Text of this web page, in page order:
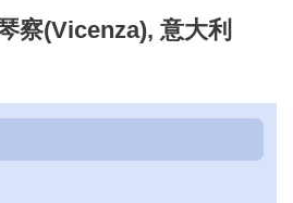
察(Vicenza), 意大利